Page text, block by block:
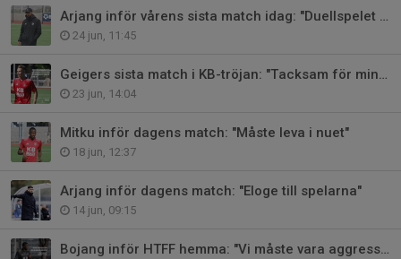
Arjang inför vårens sista match idag: "Duellspelet blir viktigt"
24 jun, 11:45
Geigers sista match i KB-tröjan: "Tacksam för min tid här"
23 jun, 14:04
Mitku inför dagens match: "Måste leva i nuet"
18 jun, 12:37
Arjang inför dagens match: "Eloge till spelarna"
14 jun, 09:15
Bojang inför HTFF hemma: "Vi måste vara aggressiva"